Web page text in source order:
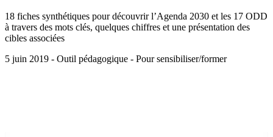
18 fiches synthétiques pour découvrir l’Agenda 2030 et les 17 ODD
à travers des mots clés, quelques chiffres et une présentation des
cibles associées
5 juin 2019 - Outil pédagogique - Pour sensibiliser/former